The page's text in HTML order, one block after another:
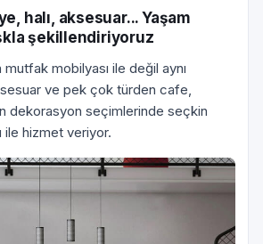
halı, aksesuar... Yaşam
şekillendiriyoruz
mutfak mobilyası ile değil aynı
ve pek çok türden cafe,
dekorasyon seçimlerinde seçkin
ile hizmet veriyor.